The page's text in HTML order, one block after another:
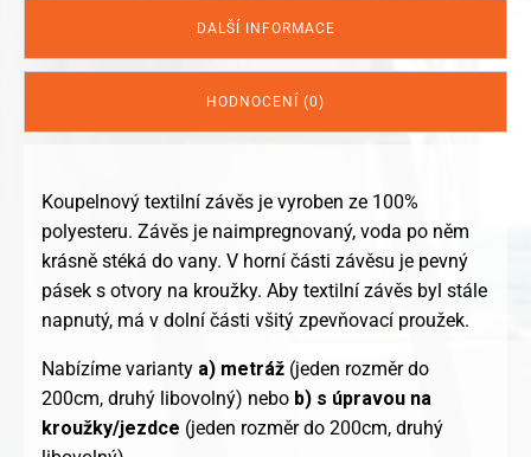
DALŠÍ INFORMACE
HODNOCENÍ (0)
Koupelnový textilní závěs je vyroben ze 100%
polyesteru. Závěs je naimpregnovaný, voda po něm
krásně stéká do vany. V horní části závěsu je pevný
pásek s otvory na kroužky. Aby textilní závěs byl stále
napnutý, má v dolní části všitý zpevňovací proužek.
Nabízíme varianty a) metráž (jeden rozměr do
200cm, druhý libovolný) nebo b) s úpravou na
kroužky/jezdce (jeden rozměr do 200cm, druhý